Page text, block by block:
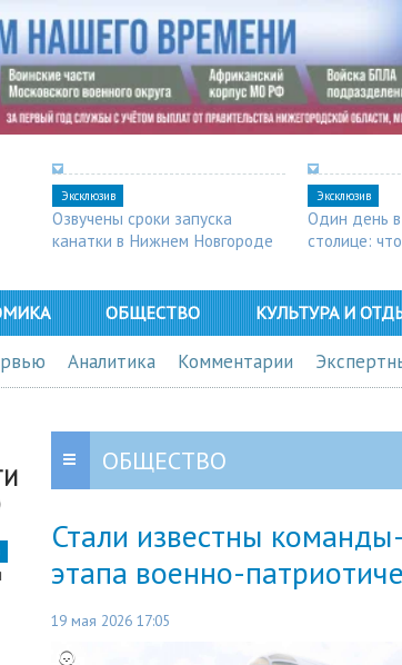
Эксклюзив
Озвучены сроки запуска
канатки в Нижнем Новгороде
Эксклюзив
Один день в
столице:
ОБЩЕСТВО КУЛЬТУРА И
Аналитика Комментарии
ОБЩЕСТВО
Стали известны
этапа военно-
19 мая 2026 17:05